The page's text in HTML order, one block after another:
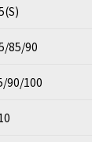
85/90
90/100